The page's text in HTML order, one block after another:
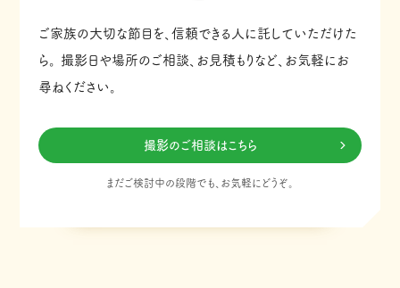
ご家族の大切な節目を、信頼できる人に託していただけた
ら。
撮影日や場所のご相談、お見積もりなど、お気軽にお
尋ねください。
撮影のご相談はこちら
まだご検討中の段階でも、お気軽にどうぞ。